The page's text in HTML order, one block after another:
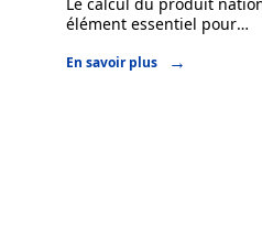
élément essentiel pour…
En savoir plus